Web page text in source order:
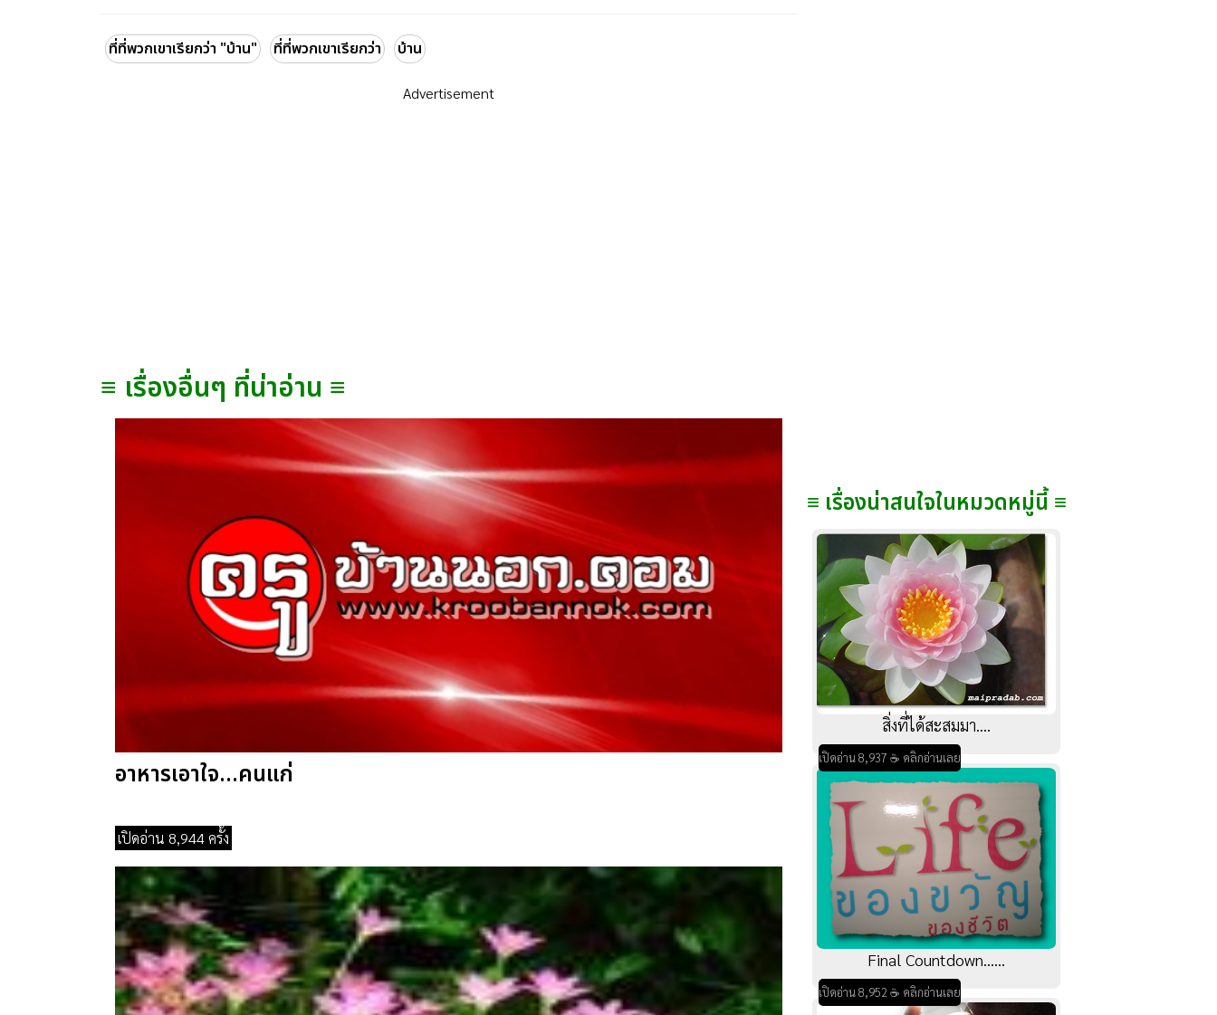
ที่ที่พวกเขาเรียกว่า "บ้าน" ที่ที่พวกเขาเรียกว่า บ้าน
Advertisement
≡ เรื่องอื่นๆ ที่น่าอ่าน ≡
อาหารเอาใจ...คนแก่
เปิดอ่าน 8,944 ครั้ง
≡ เรื่องน่าสนใจในหมวดหมู่นี้ ≡
สิ่งที่ได้สะสมมา....
เปิดอ่าน 8,937 ☕ คลิกอ่านเลย
Final Countdown......
เปิดอ่าน 8,952 ☕ คลิกอ่านเลย